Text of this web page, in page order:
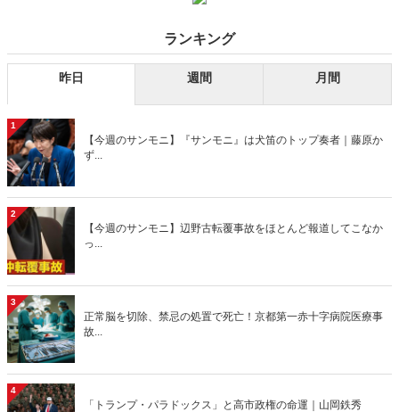
ルバム『ALL TIME BEST』）
ランキング
昨日 週間 月間
1
【今週のサンモニ】『サンモニ』は犬笛のトップ奏者｜藤原か
ず...
2
【今週のサンモニ】辺野古転覆事故をほとんど報道してこなか
っ...
3
正常脳を切除、禁忌の処置で死亡！京都第一赤十字病院医療事
故...
4
「トランプ・パラドックス」と高市政権の命運｜山岡鉄秀